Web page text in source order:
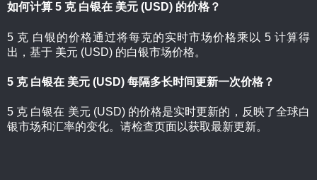
如何计算 5 克 白银在 美元 (USD) 的价格？
5 克 白银的价格通过将每克的实时市场价格乘以 5 计算得
出，基于 美元 (USD) 的白银市场价格。
5 克 白银在 美元 (USD) 每隔多长时间更新一次价格？
5 克 白银在 美元 (USD) 的价格是实时更新的，反映了全球白
银市场和汇率的变化。请检查页面以获取最新更新。